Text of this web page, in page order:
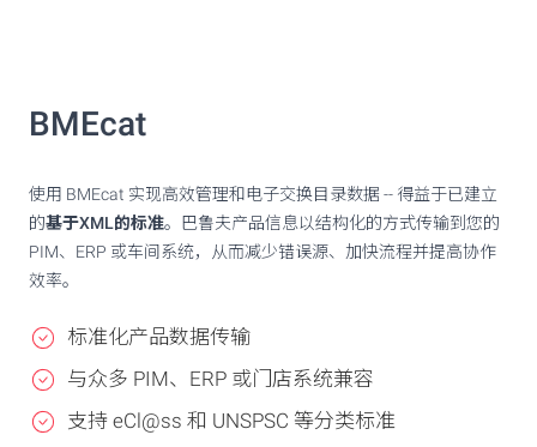
BMEcat
使用 BMEcat 实现高效管理和电子交换目录数据 -- 得益于已建立
的基于XML的标准。巴鲁夫产品信息以结构化的方式传输到您的
PIM、ERP 或车间系统，从而减少错误源、加快流程并提高协作
效率。
标准化产品数据传输
与众多 PIM、ERP 或门店系统兼容
支持 eCl@ss 和 UNSPSC 等分类标准